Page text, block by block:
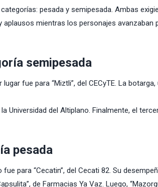
pesada y semipesada. Ambas
mientras los personajes
semipesada
fue para “Miztli”, del CECyTE. La
Universidad del Altiplano. Finalmente, el
pesada
para “Cecatin”, del Cecati 82. Su
de Farmacias Ya Vaz. Luego,